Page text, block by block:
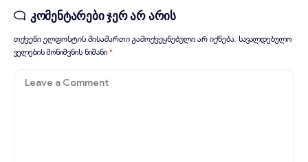
კომენტარები ჯერ არ არის
თქვენი ელფოსტის მისამართი გამოქვეყნებული არ იქნება. სავალდებულო
ველების მონიშვნის ნიშანი *